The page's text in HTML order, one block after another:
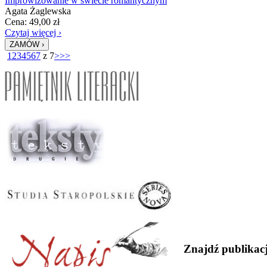
Agata Żaglewska
Cena: 49,00 zł
Czytaj więcej ›
1 234567 z 7>>>
Znajdź